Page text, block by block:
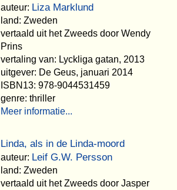
auteur: Liza Marklund
land: Zweden
vertaald uit het Zweeds door Wendy
Prins
vertaling van: Lyckliga gatan, 2013
uitgever: De Geus, januari 2014
ISBN13: 978-9044531459
genre: thriller
Meer informatie...
Linda, als in de Linda-moord
auteur: Leif G.W. Persson
land: Zweden
vertaald uit het Zweeds door Jasper